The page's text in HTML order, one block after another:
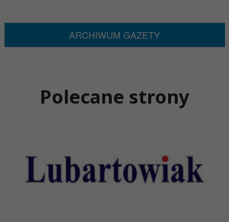
ARCHIWUM GAZETY
Polecane strony